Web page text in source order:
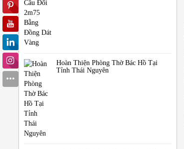
Hoàn Thiện Phòng Thờ Bác Hồ Tại
Tỉnh Thái Nguyên